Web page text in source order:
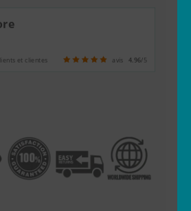
et clientes avis 4.96/5